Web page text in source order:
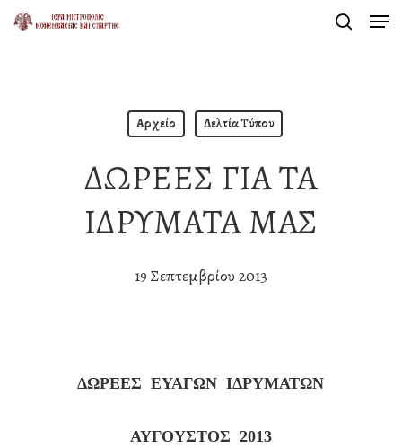
Skip
Αρχείο Δελτία Τύπου
ΔΩΡΕΕΣ ΓΙΑ ΤΑ
ΙΔΡΥΜΑΤΑ ΜΑΣ
19 Σεπτεμβρίου 2013
ΔΩΡΕΕΣ ΕΥΑΓΩΝ ΙΔΡΥΜΑΤΩΝ
ΑΥΓΟΥΣΤΟΣ 2013